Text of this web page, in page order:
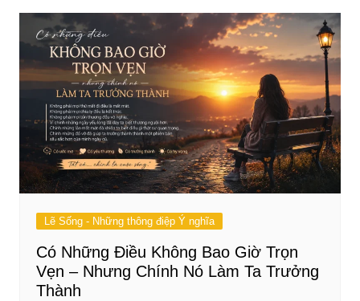
Lẽ Sống - Những thông điệp Ý nghĩa
Có Những Điều Không Bao Giờ Trọn
Vẹn – Nhưng Chính Nó Làm Ta Trưởng
Thành